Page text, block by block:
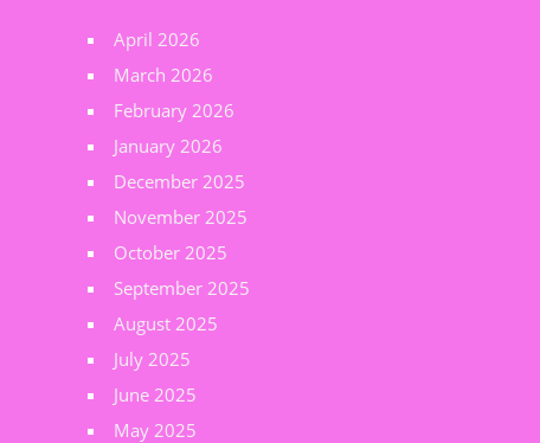
April 2026
March 2026
February 2026
January 2026
December 2025
November 2025
October 2025
September 2025
August 2025
July 2025
June 2025
May 2025